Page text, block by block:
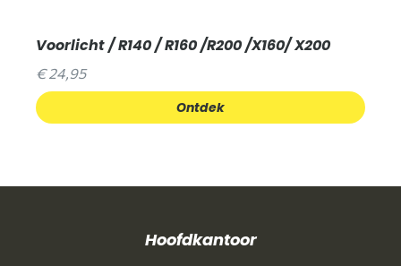
Voorlicht / R140 / R160 /R200 /X160/ X200
€ 24,95
Ontdek
Hoofdkantoor